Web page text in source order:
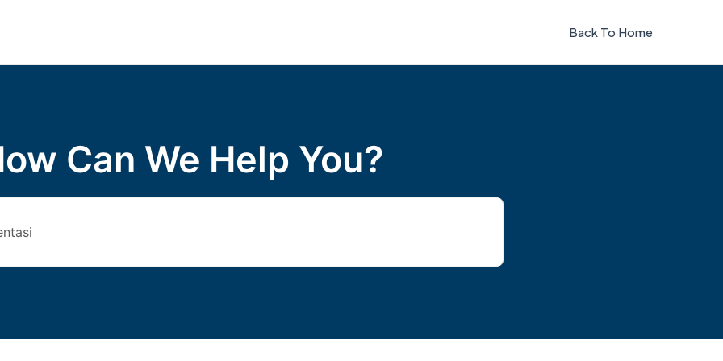
Back To Home
Can We Help You?